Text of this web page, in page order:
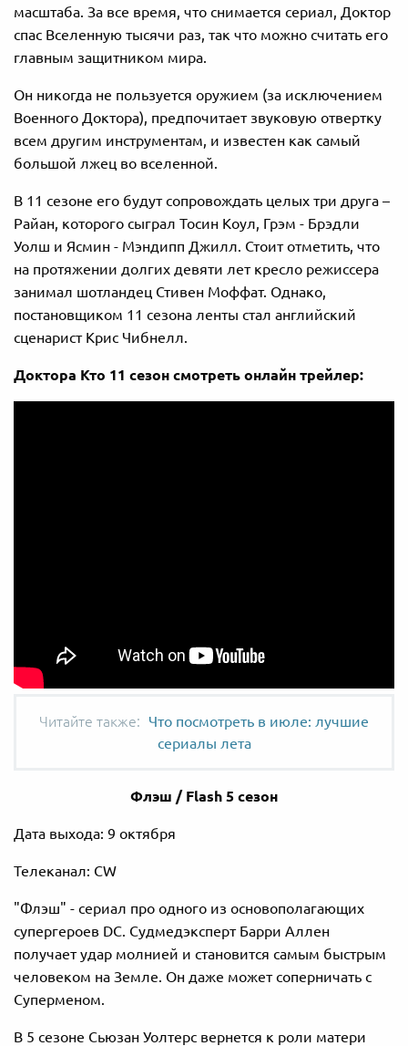
масштаба. За все время, что снимается сериал, Доктор
спас Вселенную тысячи раз, так что можно считать его
главным защитником мира.
Он никогда не пользуется оружием (за исключением
Военного Доктора), предпочитает звуковую отвертку
всем другим инструментам, и известен как самый
большой лжец во вселенной.
В 11 сезоне его будут сопровождать целых три друга –
Райан, которого сыграл Тосин Коул, Грэм - Брэдли
Уолш и Ясмин - Мэндипп Джилл. Стоит отметить, что
на протяжении долгих девяти лет кресло режиссера
занимал шотландец Стивен Моффат. Однако,
постановщиком 11 сезона ленты стал английский
сценарист Крис Чибнелл.
Доктора Кто 11 сезон смотреть онлайн трейлер:
Что посмотреть в июле: лучшие
сериалы лета
Флэш / Flash 5 сезон
Дата выхода: 9 октября
Телеканал: CW
"Флэш" - сериал про одного из основополагающих
супергероев DC. Судмедэксперт Барри Аллен
получает удар молнией и становится самым быстрым
человеком на Земле. Он даже может соперничать с
Суперменом.
В 5 сезоне Сьюзан Уолтерс вернется к роли матери